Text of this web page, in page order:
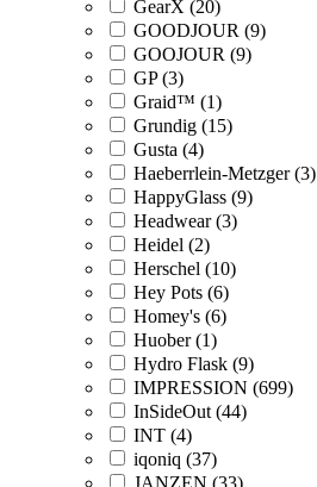
GearX (20)
GOODJOUR (9)
GOOJOUR (9)
GP (3)
Graid™ (1)
Grundig (15)
Gusta (4)
Haeberrlein-Metzger (3)
HappyGlass (9)
Headwear (3)
Heidel (2)
Herschel (10)
Hey Pots (6)
Homey's (6)
Huober (1)
Hydro Flask (9)
IMPRESSION (699)
InSideOut (44)
INT (4)
iqoniq (37)
JANZEN (33)